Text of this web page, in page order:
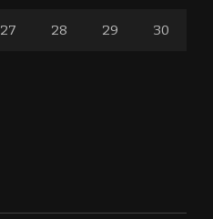
27 28 29 30